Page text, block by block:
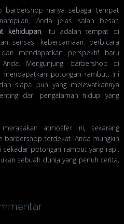
barbershop hanya sebagai tempat
Anda jelas salah besar.
kehidupan. Itu adalah tempat di
sensasi kebersamaan, berbicara
mendapatkan perspektif baru
Mengunjungi barbershop di
potongan rambut. Ini
siapa pun yang melewatkannya
dari pengalaman hidup yang
atmosfer ini, sekarang
barbershop terdekat. Anda mungkin
potongan rambut yang rapi.
sebuah dunia yang penuh cerita,